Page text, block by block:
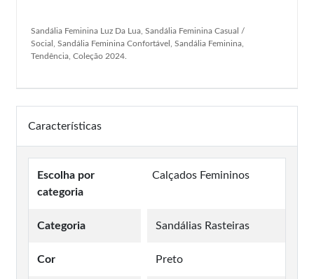
Sandália Feminina Luz Da Lua, Sandália Feminina Casual /
Social, Sandália Feminina Confortável, Sandália Feminina,
Tendência, Coleção 2024.
Características
Escolha por
categoria
Calçados Femininos
Categoria Sandálias Rasteiras
Cor Preto